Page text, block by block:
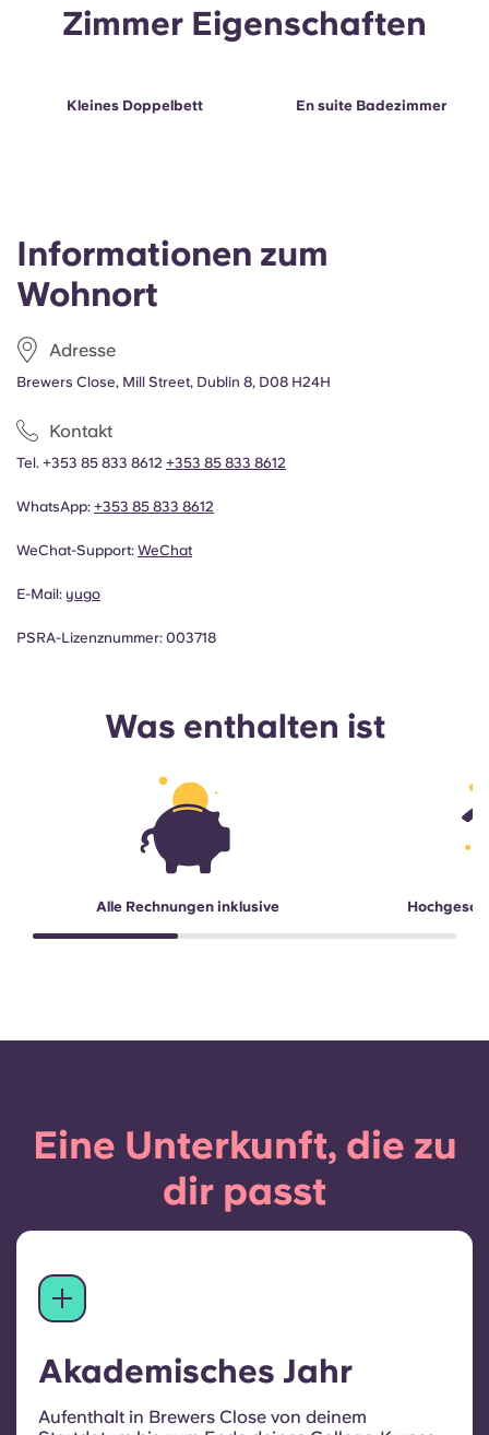
Informationen zum
Wohnort
Adresse
Brewers Close, Mill Street, Dublin 8, D08 H24H
Kontakt
Tel. +353 85 833 8612 +353 85 833 8612
WhatsApp: +353 85 833 8612
WeChat-Support: WeChat
E-Mail: yugo
PSRA-Lizenznummer: 003718
Was enthalten ist
Alle Rechnungen inklusive
Zimmer Eigenschaften
Kleines Doppelbett En suite Badezimmer
Eine Unterkunft, die zu
dir passt
Akademisches Jahr
Aufenthalt in Brewers Close von deinem